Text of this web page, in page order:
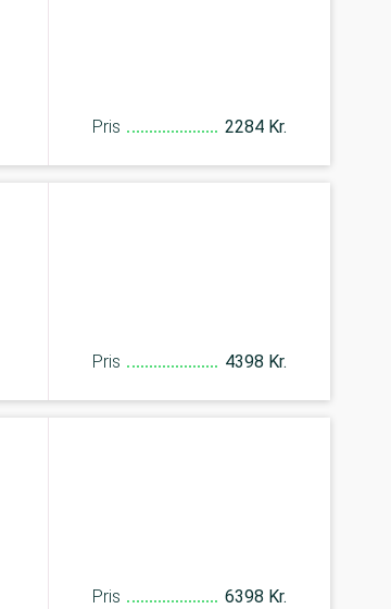
Pris 2284 Kr.
Pris 4398 Kr.
Pris 6398 Kr.